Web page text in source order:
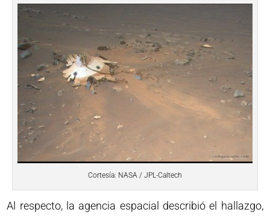
Cortesía: NASA / JPL-Caltech
Al respecto, la agencia espacial describió el hallazgo,